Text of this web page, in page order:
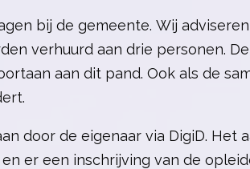
bij de gemeente. Wij
verhuurd aan drie personen.
aan dit pand. Ook als de
door de eigenaar via DigiD. Het
er een inschrijving van de